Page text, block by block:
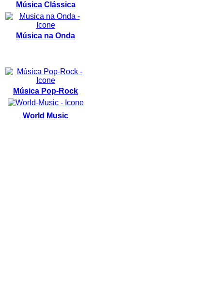
Música Clássica
Música na Onda
Música Pop-Rock
World Music